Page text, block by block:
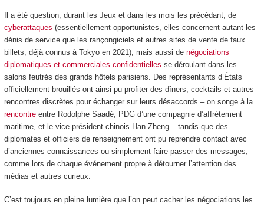
Il a été question, durant les Jeux et dans les mois les précédant, de
cyberattaques (essentiellement opportunistes, elles concernent autant les
dénis de service que les rançongiciels et autres sites de vente de faux
billets, déjà connus à Tokyo en 2021), mais aussi de négociations
diplomatiques et commerciales confidentielles se déroulant dans les
salons feutrés des grands hôtels parisiens. Des représentants d’États
officiellement brouillés ont ainsi pu profiter des dîners, cocktails et autres
rencontres discrètes pour échanger sur leurs désaccords – on songe à la
rencontreentre Rodolphe Saadé, PDG d’une compagnie d’affrètement
maritime, et le vice-président chinois Han Zheng – tandis que des
diplomates et officiers de renseignement ont pu reprendre contact avec
d’anciennes connaissances ou simplement faire passer des messages,
comme lors de chaque événement propre à détourner l’attention des
médias et autres curieux.
C’est toujours en pleine lumière que l’on peut cacher les négociations les